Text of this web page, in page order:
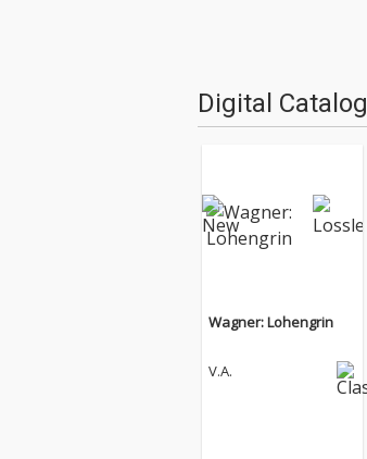
Digital Catalog
Wagner: Lohengrin
V.A.